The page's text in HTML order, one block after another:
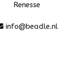
Renesse
info@beadle.nl